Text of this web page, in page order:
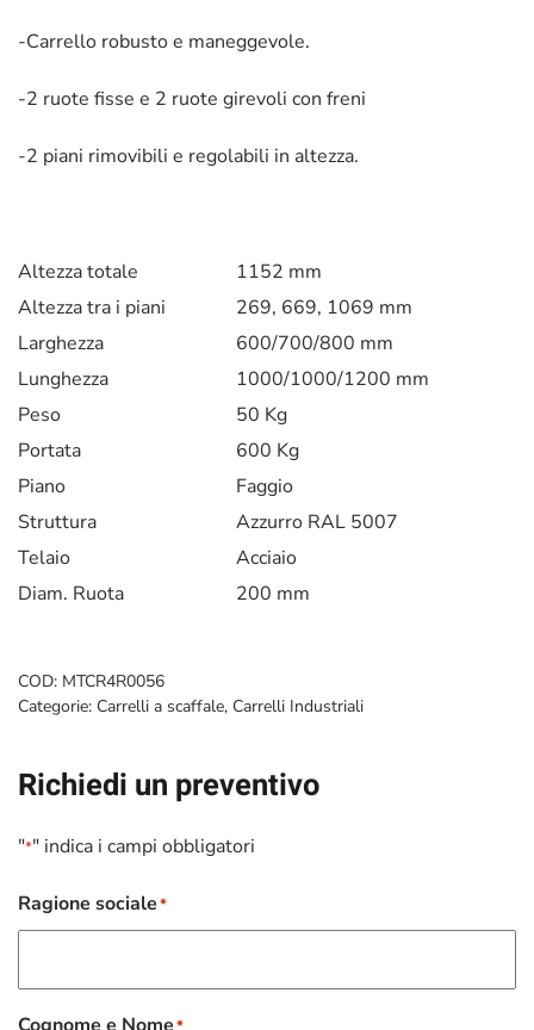
-Carrello robusto e maneggevole.
-2 ruote fisse e 2 ruote girevoli con freni
-2 piani rimovibili e regolabili in altezza.
Altezza totale
1152 mm
Altezza tra i piani
269, 669, 1069 mm
Larghezza
600/700/800 mm
Lunghezza
1000/1000/1200 mm
Peso
50 Kg
Portata
600 Kg
Piano
Faggio
Struttura
Azzurro RAL 5007
Telaio
Acciaio
Diam. Ruota
200 mm
COD: MTCR4R0056
Categorie: Carrelli a scaffale, Carrelli Industriali
Richiedi un preventivo
"*" indica i campi obbligatori
Ragione sociale*